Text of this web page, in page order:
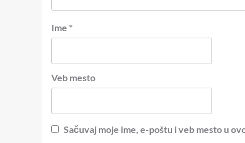
Ime *
Veb mesto
Sačuvaj moje ime, e-poštu i veb mesto u